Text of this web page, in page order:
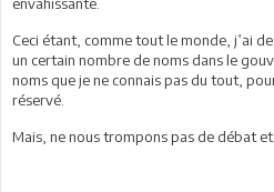
Ceci étant, comme tout le monde, j’ai
un certain nombre de noms dans le
noms que je ne connais pas du tout,
réservé.
Mais, ne nous trompons pas de débat